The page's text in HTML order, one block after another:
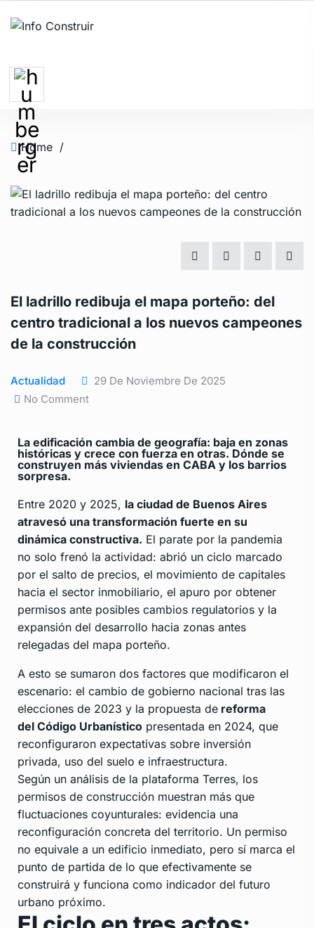
Home /
El ladrillo redibuja el mapa porteño: del
centro tradicional a los nuevos campeones
de la construcción
Actualidad
29 De Noviembre De 2025
No Comment
La edificación cambia de geografía: baja en zonas
históricas y crece con fuerza en otras. Dónde se
construyen más viviendas en CABA y los barrios
sorpresa.
Entre 2020 y 2025, la ciudad de Buenos Aires
atravesó una transformación fuerte en su
dinámica constructiva. El parate por la pandemia
no solo frenó la actividad: abrió un ciclo marcado
por el salto de precios, el movimiento de capitales
hacia el sector inmobiliario, el apuro por obtener
permisos ante posibles cambios regulatorios y la
expansión del desarrollo hacia zonas antes
relegadas del mapa porteño.
A esto se sumaron dos factores que modificaron el
escenario: el cambio de gobierno nacional tras las
elecciones de 2023 y la propuesta de reforma
del Código Urbanístico presentada en 2024, que
reconfiguraron expectativas sobre inversión
privada, uso del suelo e infraestructura.
Según un análisis de la plataforma Terres, los
permisos de construcción muestran más que
fluctuaciones coyunturales: evidencia una
reconfiguración concreta del territorio. Un permiso
no equivale a un edificio inmediato, pero sí marca el
punto de partida de lo que efectivamente se
construirá y funciona como indicador del futuro
urbano próximo.